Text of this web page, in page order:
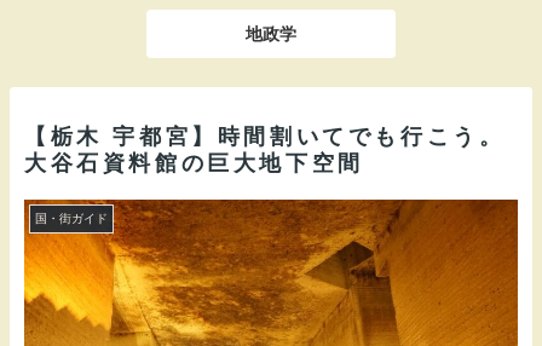
地政学
【栃木 宇都宮】時間割いてでも行こう。
大谷石資料館の巨大地下空間
国・街ガイド